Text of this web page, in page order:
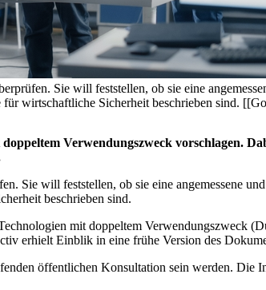
Sie will feststellen, ob sie eine
wirtschaftliche Sicherheit beschrieben sind.
Verwendungszweck vorschlagen.
Sie will feststellen, ob sie eine angemessene
beschrieben sind.
mit doppeltem Verwendungszweck
erhielt Einblik in eine frühe Version des
öffentlichen Konsultation sein werden. Die